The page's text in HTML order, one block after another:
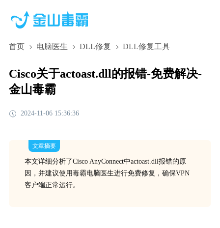
首页 电脑医生 DLL修复 DLL修复工具
Cisco关于actoast.dll的报错-免费解决-
金山毒霸
2024-11-06 15:36:36
文章摘要
本文详细分析了Cisco AnyConnect中actoast.dll报错的原
因，并建议使用毒霸电脑医生进行免费修复，确保VPN
客户端正常运行。